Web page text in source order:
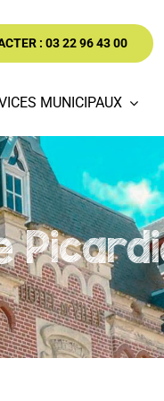
: 03 22 96 43 00
MUNICIPAUX